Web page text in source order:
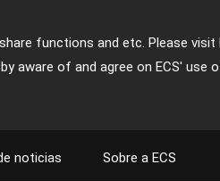
functions and etc. Please visit
aware of and agree on ECS' use
noticias Sobre a ECS